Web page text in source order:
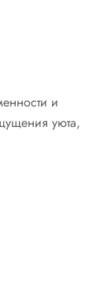
и
уюта,